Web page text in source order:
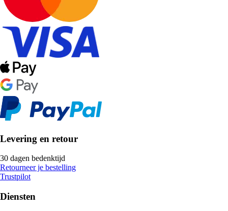
Levering en retour
30 dagen bedenktijd
Retourneer je bestelling
Trustpilot
Diensten